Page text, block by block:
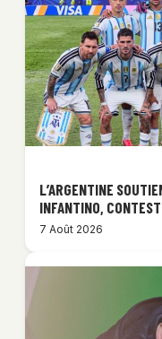
L’ARGENTINE
INFANTINO,
7 Août 2026